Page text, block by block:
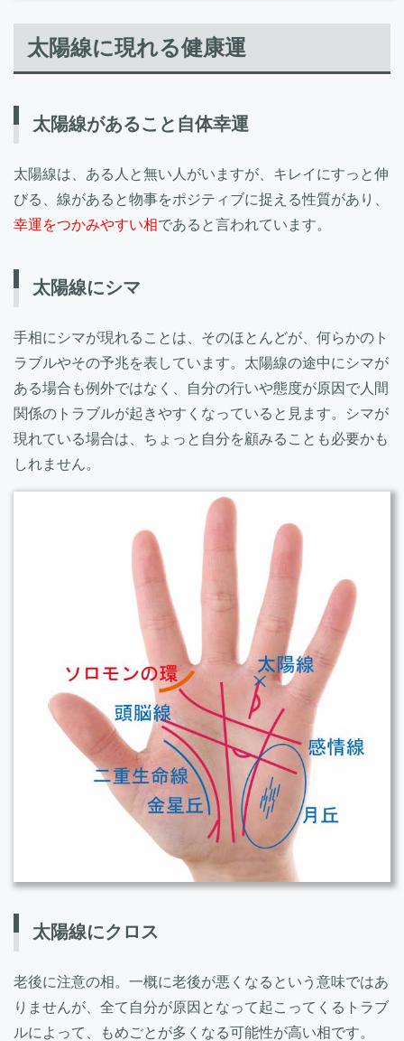
太陽線に現れる健康運
太陽線があること自体幸運
太陽線は、ある人と無い人がいますが、キレイにすっと伸
びる、線があると物事をポジティブに捉える性質があり、
幸運をつかみやすい相であると言われています。
太陽線にシマ
手相にシマが現れることは、そのほとんどが、何らかのト
ラブルやその予兆を表しています。太陽線の途中にシマが
ある場合も例外ではなく、自分の行いや態度が原因で人間
関係のトラブルが起きやすくなっていると見ます。シマが
現れている場合は、ちょっと自分を顧みることも必要かも
しれません。
太陽線にクロス
老後に注意の相。一概に老後が悪くなるという意味ではあ
りませんが、全て自分が原因となって起こってくるトラブ
ルによって、もめごとが多くなる可能性が高い相です。